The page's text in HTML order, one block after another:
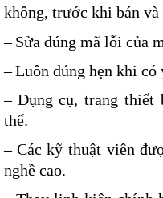
không, trước khi bán và
– Sửa đúng mã lỗi của
–Luôn đúng hẹn khi có
– Dụng cụ, trang thiết
thể.
– Các kỹ thuật viên
nghề cao.